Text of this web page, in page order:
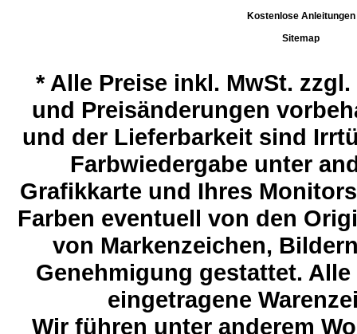
Kostenlose Anleitungen
Sitemap
*Alle Preise inkl. MwSt.
und Preisänderungen
und der Lieferbarkeit sind
Farbwiedergabe unter
Grafikkarte und Ihres
Farben eventuell von den
von Markenzeichen,
Genehmigung gestattet.
eingetragene
Wir führen unter anderem